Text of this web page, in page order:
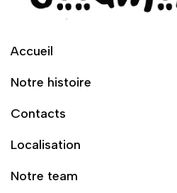
Accueil
Notre histoire
Contacts
Localisation
Notre team